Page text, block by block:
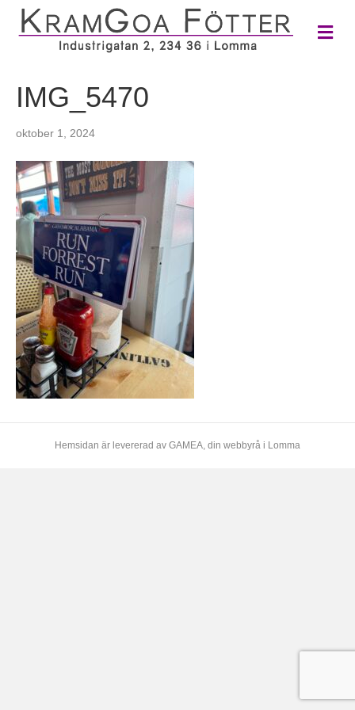
M
e
IMG_5470
oktober 1, 2024
Hemsidan är levererad av GAMEA, din webbyrå i Lomma